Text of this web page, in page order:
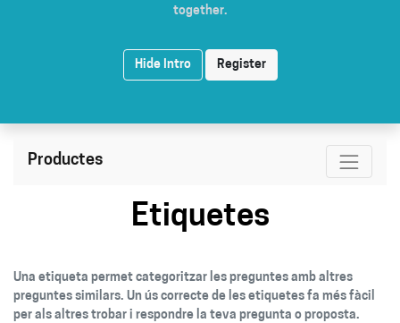
together.
Hide Intro Register
Productes
Etiquetes
Una etiqueta permet categoritzar les preguntes amb altres
preguntes similars. Un ús correcte de les etiquetes fa més fàcil
per als altres trobar i respondre la teva pregunta o proposta.